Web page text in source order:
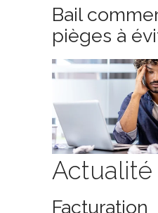
Bail
pièges à
Actualité
Facturation